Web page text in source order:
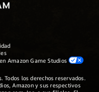
Amazon Game Studios
los derechos reservados.
Amazon y sus respectivos